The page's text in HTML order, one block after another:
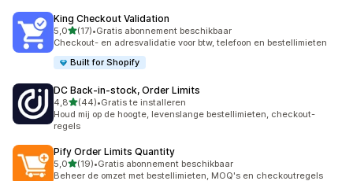
King Checkout Validation
5,0van 5 sterren
(17)
17 recensies in totaal
•Gratis abonnement beschikbaar
Checkout- en adresvalidatie voor btw, telefoon en bestellimieten
Built for Shopify
DC Back‑in‑stock, Order Limits
4,8van 5 sterren
(44)
44 recensies in totaal
•Gratis te installeren
Houd mij op de hoogte, levenslange bestellimieten, checkout-
regels
Pify Order Limits Quantity
5,0van 5 sterren
(19)
19 recensies in totaal
•Gratis abonnement beschikbaar
Beheer de omzet met bestellimieten, MOQ's en checkoutregels